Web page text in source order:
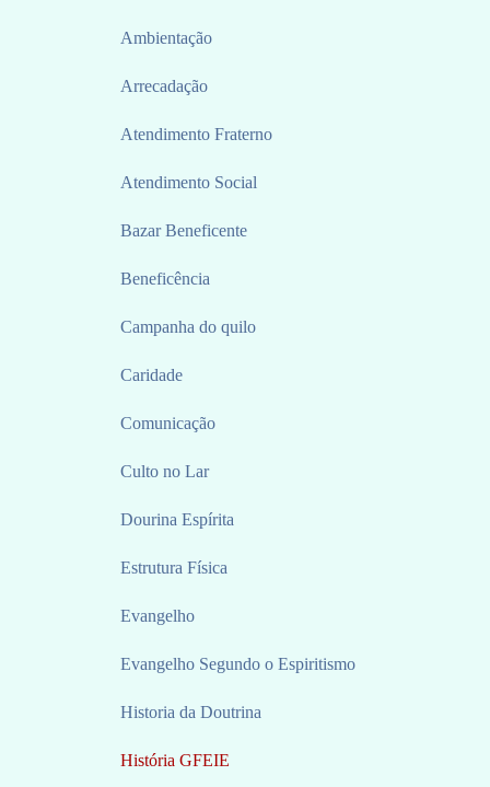
Ambientação
Arrecadação
Atendimento Fraterno
Atendimento Social
Bazar Beneficente
Beneficência
Campanha do quilo
Caridade
Comunicação
Culto no Lar
Dourina Espírita
Estrutura Física
Evangelho
Evangelho Segundo o Espiritismo
Historia da Doutrina
História GFEIE